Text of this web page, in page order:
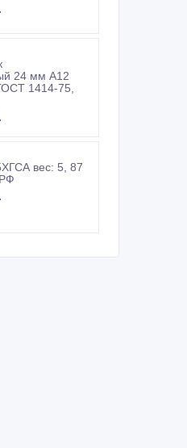
24 мм А12
1414-75,
вес: 5, 87